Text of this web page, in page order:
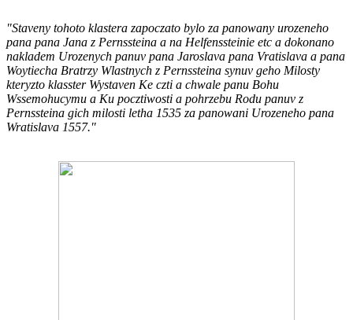
"Staveny tohoto klastera zapoczato bylo za panowany urozeneho
pana pana Jana z Pernssteina a na Helfenssteinie etc a dokonano
nakladem Urozenych panuv pana Jaroslava pana Vratislava a pana
Woytiecha Bratrzy Wlastnych z Pernssteina synuv geho Milosty
kteryzto klasster Wystaven Ke czti a chwale panu Bohu
Wssemohucymu a Ku pocztiwosti a pohrzebu Rodu panuv z
Pernssteina gich milosti letha 1535 za panowani Urozeneho pana
Wratislava 1557."